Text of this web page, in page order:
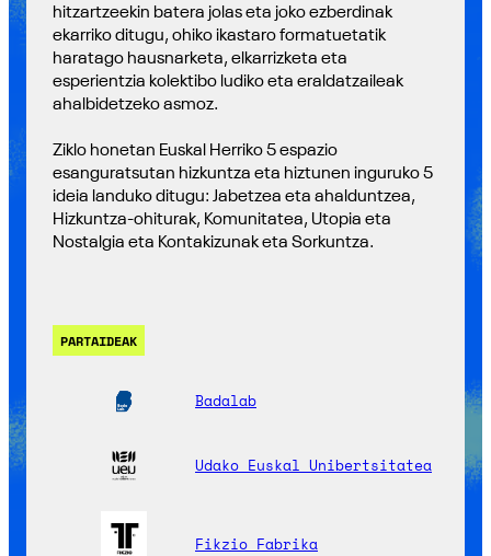
hitzartzeekin batera jolas eta joko ezberdinak
ekarriko ditugu, ohiko ikastaro formatuetatik
haratago hausnarketa, elkarrizketa eta
esperientzia kolektibo ludiko eta eraldatzaileak
ahalbidetzeko asmoz.
Ziklo honetan Euskal Herriko 5 espazio
esanguratsutan hizkuntza eta hiztunen inguruko 5
ideia landuko ditugu: Jabetzea eta ahalduntzea,
Hizkuntza-ohiturak, Komunitatea, Utopia eta
Nostalgia eta Kontakizunak eta Sorkuntza.
PARTAIDEAK
Badalab
Udako Euskal Unibertsitatea
Fikzio Fabrika